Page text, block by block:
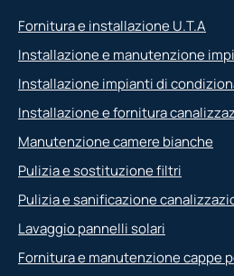
Fornitura e installazione U.T.A
Installazione e manutenzione
Installazione impianti di
Installazione e fornitura
Manutenzione camere bianche
Pulizia e sostituzione filtri
Pulizia e sanificazione
Lavaggio pannelli solari
Fornitura e manutenzione cappe